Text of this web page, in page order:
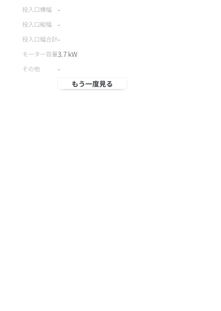
投入口横幅 -
投入口縦幅 -
投入口幅合計-
モーター容量3.7kW
その他
-
もう一度見る